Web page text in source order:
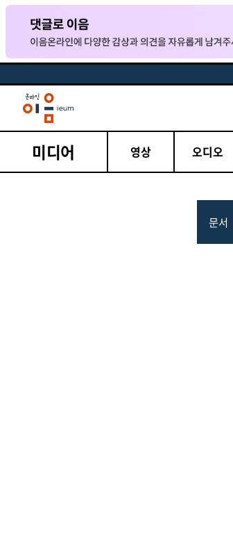
미디어 영상 오디오
문서